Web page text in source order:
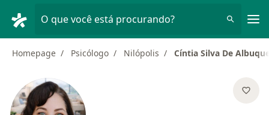
O que você está procurando?
Homepage Psicólogo Nilópolis Cíntia Silva De